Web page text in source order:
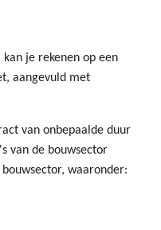
je rekenen op een
aangevuld met
van onbepaalde duur
van de bouwsector
waaronder: